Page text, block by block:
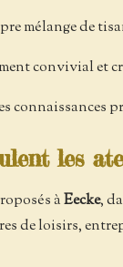
mélange de
convivial et
connaissances
les
àEecke,
de loisirs,